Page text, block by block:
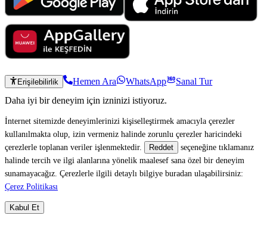
Erişilebilirlik Hemen Ara WhatsApp
Sanal Tur
Daha iyi bir deneyim için izninizi istiyoruz.
İnternet sitemizde deneyimlerinizi kişiselleştirmek amacıyla çerezler
kullanılmakta olup, izin vermeniz halinde zorunlu çerezler haricindeki
çerezlerle toplanan veriler işlenmektedir.
Reddet
seçeneğine tıklamanız
halinde tercih ve ilgi alanlarına yönelik maalesef sana özel bir deneyim
sunamayacağız. Çerezlerle ilgili detaylı bilgiye buradan ulaşabilirsiniz:
Çerez Politikası
Kabul Et